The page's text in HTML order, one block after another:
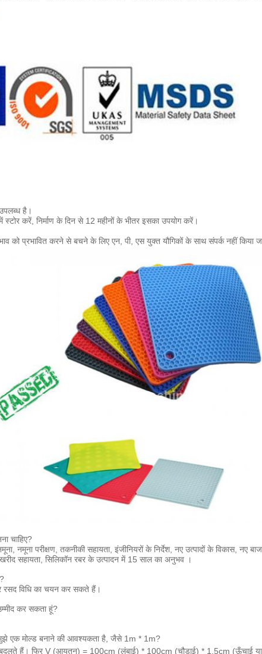
है।
करें, निर्माण के दिन से 12 महीनों के भीतर इसका उपयोग करें।
को प्रभावित करने से बचने के लिए एन, पी, एस युक्त यौगिकों के साथ संपर्क नहीं किया
चाहिए?
परीक्षण, तकनीकी सहायता, इंजीनियरों के निर्देश, नए उत्पादों के विकास, नए
खरीद सहायता, सिलिकॉन रबर के उत्पादन में 15 साल का अनुभव ।
विधि का चयन कर सकते हैं।
कर सकता हूं?
मुझे एक मोल्ड बनाने की आवश्यकता है, जैसे 1m * 1m?
हैं। फिर V (आयतन) = 100cm (लंबाई) * 100cm (चौड़ाई) * 1.5cm (ऊँचाई